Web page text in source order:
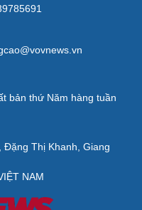
bản thứ Năm hàng tuần
Đặng Thị Khanh, Giang
NAM